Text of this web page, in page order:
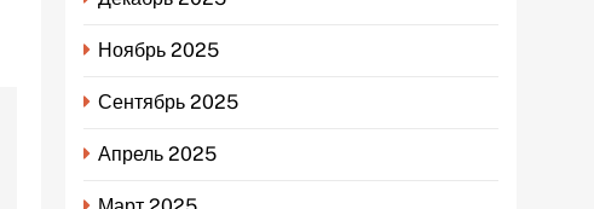
Ноябрь 2025
Сентябрь 2025
Апрель 2025